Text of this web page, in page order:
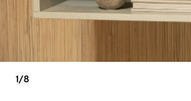
1/8